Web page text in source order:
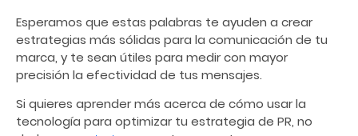
Esperamos que estas palabras te ayuden a crear
estrategias más sólidas para la comunicación de tu
marca, y te sean útiles para medir con mayor
precisión la efectividad de tus mensajes.
Si quieres aprender más acerca de cómo usar la
tecnología para optimizar tu estrategia de PR, no